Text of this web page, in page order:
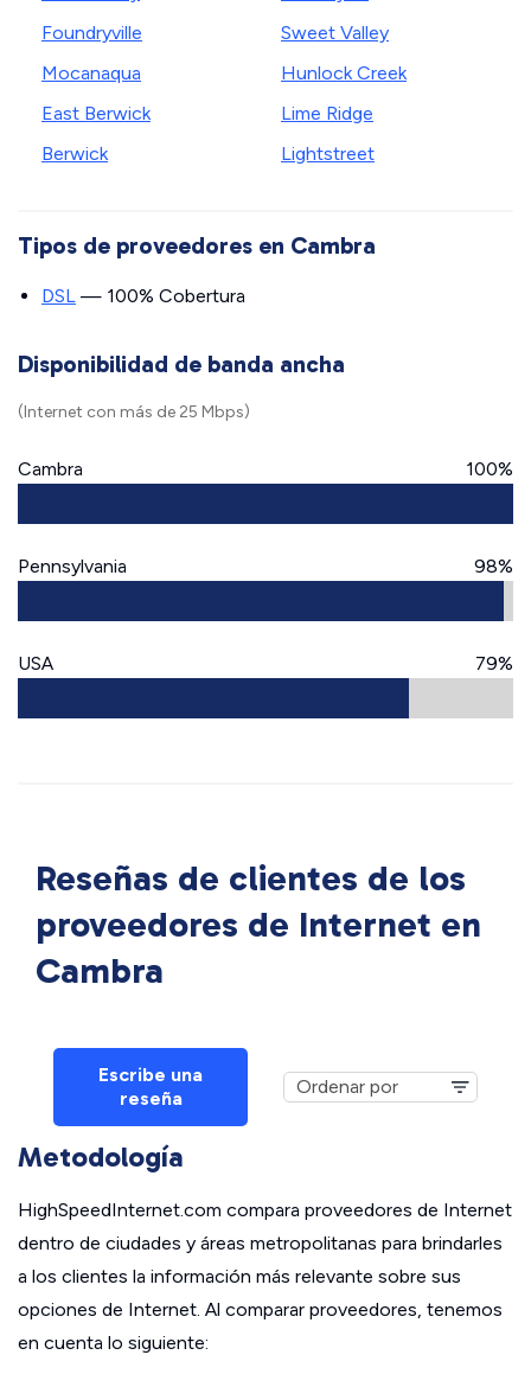
Foundryville
Mocanaqua
East Berwick
Berwick
Sweet Valley
Hunlock Creek
Lime Ridge
Lightstreet
Tipos de proveedores en Cambra
DSL — 100% Cobertura
Disponibilidad de banda ancha
(Internet con más de 25 Mbps)
Cambra 100%
Pennsylvania 98%
USA 79%
Reseñas de clientes de los
proveedores de Internet en
Cambra
Escribe una
reseña
Metodología
HighSpeedInternet.com compara proveedores de Internet
dentro de ciudades y áreas metropolitanas para brindarles
a los clientes la información más relevante sobre sus
opciones de Internet. Al comparar proveedores, tenemos
en cuenta lo siguiente: